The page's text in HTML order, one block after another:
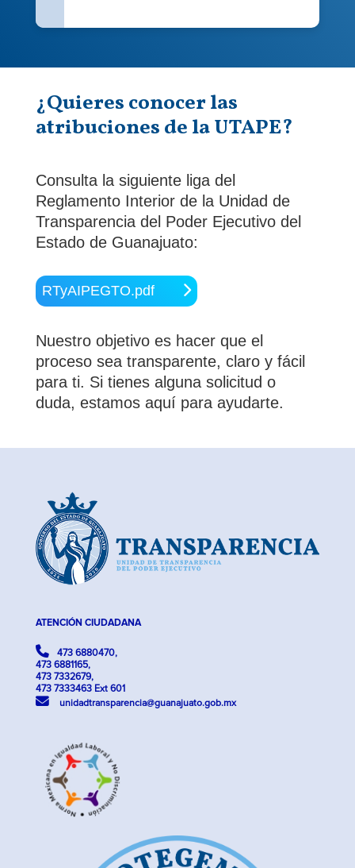
¿Quieres conocer las
atribuciones de la UTAPE?
Consulta la siguiente liga del
Reglamento Interior de la Unidad de
Transparencia del Poder Ejecutivo del
Estado de Guanajuato:
RTyAIPEGTO.pdf
Nuestro objetivo es hacer que el
proceso sea transparente, claro y fácil
para ti. Si tienes alguna solicitud o
duda, estamos aquí para ayudarte.
ATENCIÓN CIUDADANA
473 6880470,
473 6881165,
473 7332679,
473 7333463 Ext 601
unidadtransparencia@guanajuato.gob.mx